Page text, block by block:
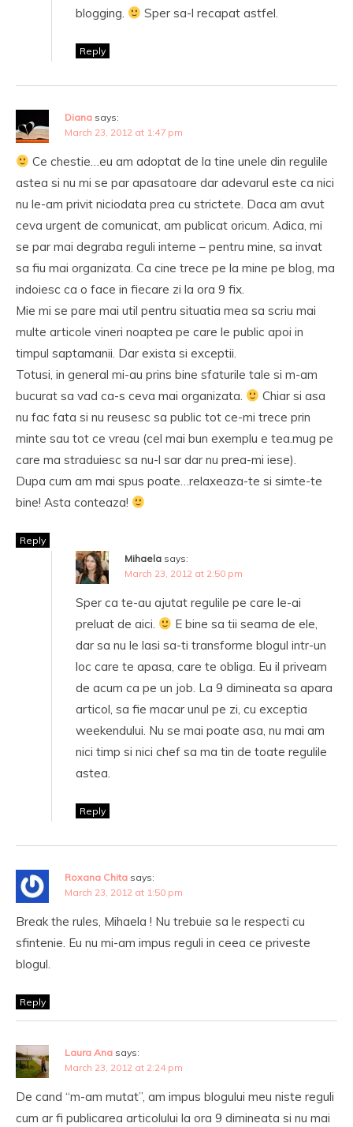
blogging.
Sper sa-l recapat astfel.
Reply
Diana says:
March 23, 2012 at 1:47 pm
Ce chestie…eu am adoptat de la tine unele din regulile
astea si nu mi se par apasatoare dar adevarul este ca nici
nu le-am privit niciodata prea cu strictete. Daca am avut
ceva urgent de comunicat, am publicat oricum. Adica, mi
se par mai degraba reguli interne – pentru mine, sa invat
sa fiu mai organizata. Ca cine trece pe la mine pe blog, ma
indoiesc ca o face in fiecare zi la ora 9 fix.
Mie mi se pare mai util pentru situatia mea sa scriu mai
multe articole vineri noaptea pe care le public apoi in
timpul saptamanii. Dar exista si exceptii.
Totusi, in general mi-au prins bine sfaturile tale si m-am
bucurat sa vad ca-s ceva mai organizata.
Chiar si asa
nu fac fata si nu reusesc sa public tot ce-mi trece prin
minte sau tot ce vreau (cel mai bun exemplu e tea.mug pe
care ma straduiesc sa nu-l sar dar nu prea-mi iese).
Dupa cum am mai spus poate…relaxeaza-te si simte-te
bine! Asta conteaza!
Reply
Mihaela says:
March 23, 2012 at 2:50 pm
Sper ca te-au ajutat regulile pe care le-ai
preluat de aici.
E bine sa tii seama de ele,
dar sa nu le lasi sa-ti transforme blogul intr-un
loc care te apasa, care te obliga. Eu il priveam
de acum ca pe un job. La 9 dimineata sa apara
articol, sa fie macar unul pe zi, cu exceptia
weekendului. Nu se mai poate asa, nu mai am
nici timp si nici chef sa ma tin de toate regulile
astea.
Reply
Roxana Chita says:
March 23, 2012 at 1:50 pm
Break the rules, Mihaela ! Nu trebuie sa le respecti cu
sfintenie. Eu nu mi-am impus reguli in ceea ce priveste
blogul.
Reply
Laura Ana says:
March 23, 2012 at 2:24 pm
De cand “m-am mutat”, am impus blogului meu niste reguli
cum ar fi publicarea articolului la ora 9 dimineata si nu mai